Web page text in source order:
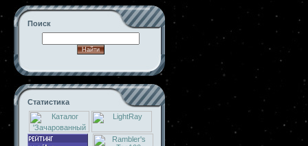
Поиск
Статистика